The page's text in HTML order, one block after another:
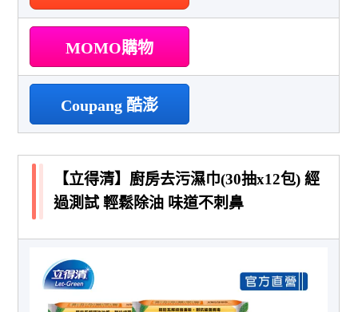
MOMO購物
Coupang 酷澎
【立得清】廚房去污濕巾(30抽x12包) 經
過測試 輕鬆除油 味道不刺鼻